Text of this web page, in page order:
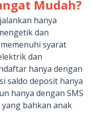
Mudah?
hanya
dan
syarat
dan
hanya dengan
saldo deposit hanya
hanya dengan SMS
yang bahkan anak